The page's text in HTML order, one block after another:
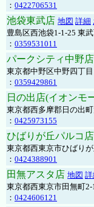
： 0422706531
池袋東武店 地図 詳細
豊島区西池袋1-1-25
： 0359531011
パークシティ中野店
東京都中野区中野四丁
： 0359429861
日の出店(イオンモ
東京都西多摩郡日の出
： 0425973155
ひばりが丘パルコ店
東京都西東京市ひばり
： 0424388901
田無アスタ店 地図 詳
東京都西東京市田無町
： 0424606121